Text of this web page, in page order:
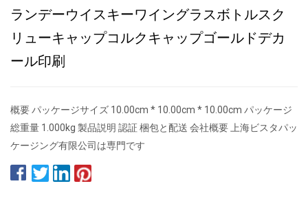
ランデーウイスキーワイングラスボトルスク
リューキャップコルクキャップゴールドデカ
ール印刷
概要 パッケージサイズ 10.00cm * 10.00cm * 10.00cm パッケージ
総重量 1.000kg 製品説明 認証 梱包と配送 会社概要 上海ビスタパッ
ケージング有限公司は専門です